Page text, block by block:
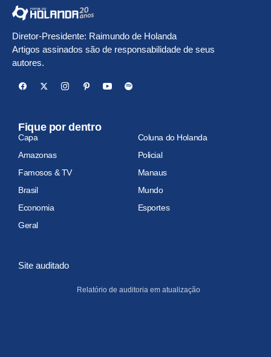
Diretor-Presidente: Raimundo de Holanda
Artigos assinados são de responsabilidade de seus
autores.
Fique por dentro
Capa
Coluna do Holanda
Amazonas
Policial
Famosos & TV
Manaus
Brasil
Mundo
Economia
Esportes
Geral
Site auditado
Relatório de auditoria em atualização